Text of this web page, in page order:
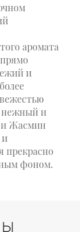
аромата
и
нежный и
и Жасмин
и
прекрасно
фоном.